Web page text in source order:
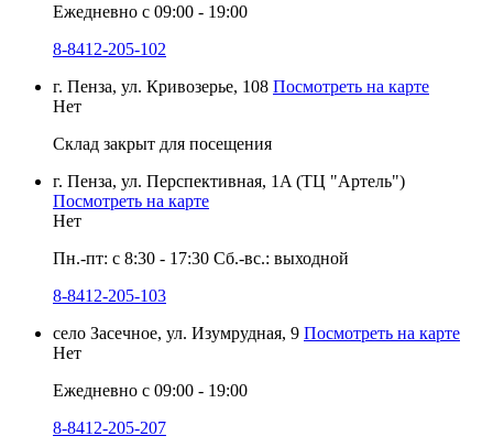
Ежедневно с 09:00 - 19:00
8-8412-205-102
г. Пенза, ул. Кривозерье, 108 Посмотреть на карте
Нет
Склад закрыт для посещения
г. Пенза, ул. Перспективная, 1A (ТЦ "Артель")
Посмотреть на карте
Нет
Пн.-пт: с 8:30 - 17:30 Сб.-вс.: выходной
8-8412-205-103
село Засечное, ул. Изумрудная, 9 Посмотреть на карте
Нет
Ежедневно с 09:00 - 19:00
8-8412-205-207